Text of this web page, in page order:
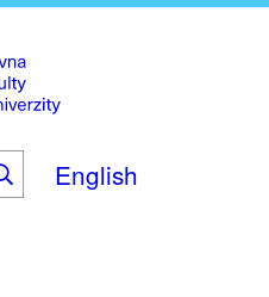
to
main
content
English